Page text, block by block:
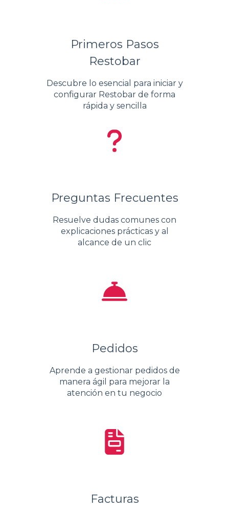
Primeros Pasos
Restobar
Descubre lo esencial para iniciar y
configurar Restobar de forma
rápida y sencilla
Preguntas Frecuentes
Resuelve dudas comunes con
explicaciones prácticas y al
alcance de un clic
Pedidos
Aprende a gestionar pedidos de
manera ágil para mejorar la
atención en tu negocio
Facturas